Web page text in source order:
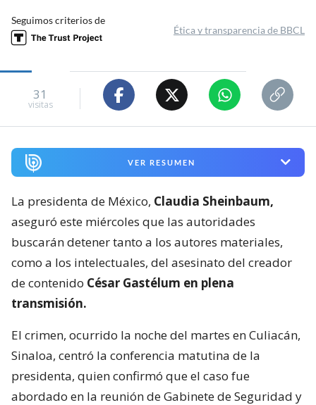
Seguimos criterios de
Ética y transparencia de BBCL
31
visitas
VER RESUMEN
La presidenta de México, Claudia Sheinbaum,
aseguró este miércoles que las autoridades
buscarán detener tanto a los autores materiales,
como a los intelectuales, del asesinato del creador
de contenido César Gastélum en plena
transmisión.
El crimen, ocurrido la noche del martes en Culiacán,
Sinaloa, centró la conferencia matutina de la
presidenta, quien confirmó que el caso fue
abordado en la reunión de Gabinete de Seguridad y